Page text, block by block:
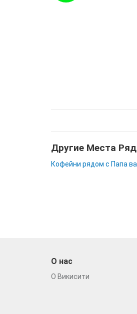
Другие Места
Кофейни рядом с Папа
О нас
О Викисити